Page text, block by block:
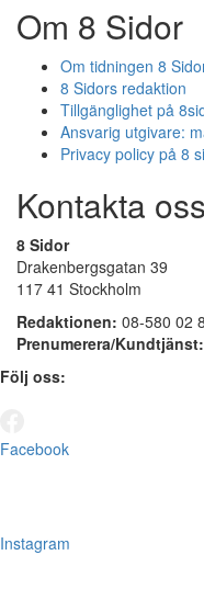
Om 8 Sidor
Om tidningen 8
8 Sidors redaktion
Tillgänglighet på
Ansvarig utgivare:
Privacy policy på 8
Kontakta oss
8 Sidor
Drakenbergsgatan 39
117 41 Stockholm
Redaktionen: 08-580 02
Prenumerera/Kundtjänst:
Följ oss:
Facebook
Instagram